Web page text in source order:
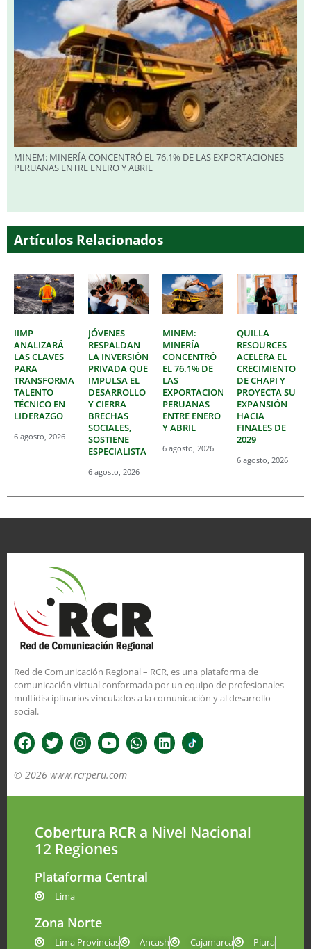
MINEM: MINERÍA CONCENTRÓ EL 76.1% DE LAS EXPORTACIONES
PERUANAS ENTRE ENERO Y ABRIL
Artículos Relacionados
IIMP
ANALIZARÁ
LAS CLAVES
PARA
TRANSFORMAR
TALENTO
TÉCNICO EN
LIDERAZGO
6 agosto, 2026
JÓVENES
RESPALDAN
LA INVERSIÓN
PRIVADA QUE
IMPULSA EL
DESARROLLO
Y CIERRA
BRECHAS
SOCIALES,
SOSTIENE
ESPECIALISTA
6 agosto, 2026
MINEM:
MINERÍA
CONCENTRÓ
EL 76.1% DE
LAS
EXPORTACIONES
PERUANAS
ENTRE ENERO
Y ABRIL
6 agosto, 2026
QUILLA
RESOURCES
ACELERA EL
CRECIMIENTO
DE CHAPI Y
PROYECTA SU
EXPANSIÓN
HACIA
FINALES DE
2029
6 agosto, 2026
Red de Comunicación Regional – RCR, es una plataforma de
comunicación virtual conformada por un equipo de profesionales
multidisciplinarios vinculados a la comunicación y al desarrollo
social.
© 2026 www.rcrperu.com
Cobertura RCR a Nivel Nacional
12 Regiones
Plataforma Central
Lima
Zona Norte
Lima Provincias Ancash Cajamarca
Piura